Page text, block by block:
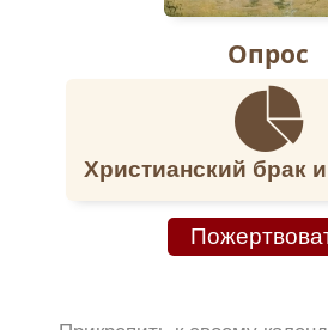
Опрос
Христианский брак